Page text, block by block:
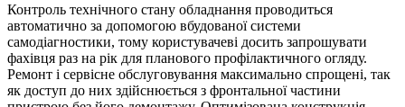
Контроль технічного стану обладнання проводиться
автоматично за допомогою вбудованої системи
самодіагностики, тому користувачеві досить запрошувати
фахівця раз на рік для планового профілактичного огляду.
Ремонт і сервісне обслуговування максимально спрощені, так
як доступ до них здійснюється з фронтальної частини